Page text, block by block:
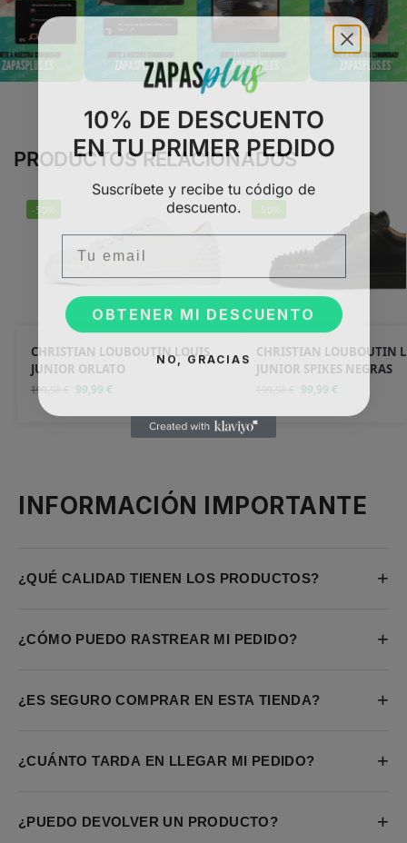
PRODUCTOS RELACIONADOS
-50%
CHRISTIAN LOUBOUTIN LOUIS
JUNIOR ORLATO
199,98 99,99 €
-50%
CHRISTIAN LOUBOUTIN
JUNIOR SPIKES NEGRAS
99,99 €
INFORMACIÓN IMPORTANTE
¿QUÉ CALIDAD TIENEN LOS PRODUCTOS? +
¿CÓMO PUEDO RASTREAR MI PEDIDO? +
¿ES SEGURO COMPRAR EN ESTA TIENDA? +
¿CUÁNTO TARDA EN LLEGAR MI PEDIDO? +
¿PUEDO DEVOLVER UN PRODUCTO? +
10% DE DESCUENTO
EN TU PRIMER PEDIDO
Suscríbete y recibe tu código de
descuento.
Email
OBTENER MI DESCUENTO
NO, GRACIAS